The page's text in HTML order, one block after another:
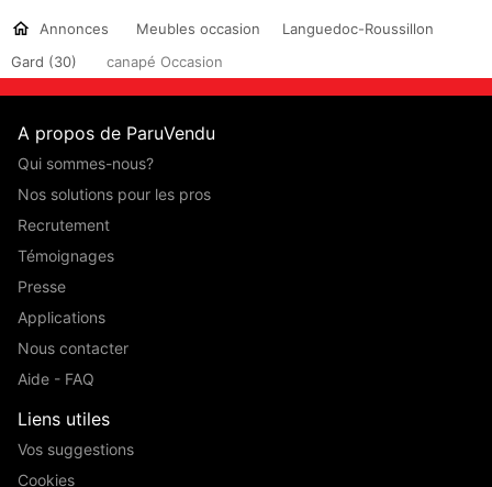
Annonces Meubles occasion
Languedoc-Roussillon
Gard (30)
canapé Occasion
A propos de ParuVendu
Qui sommes-nous?
Nos solutions pour les pros
Recrutement
Témoignages
Presse
Applications
Nous contacter
Aide - FAQ
Liens utiles
Vos suggestions
Cookies